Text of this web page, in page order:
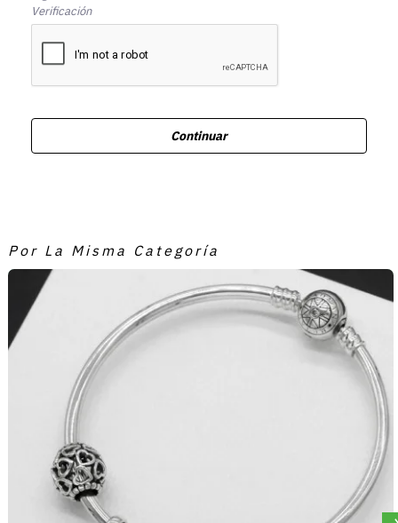
Verificación
Continuar
Por La Misma Categoría